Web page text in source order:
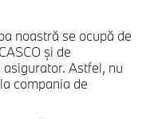
noastră se ocupă de
CASCO și de
Astfel, nu
compania de